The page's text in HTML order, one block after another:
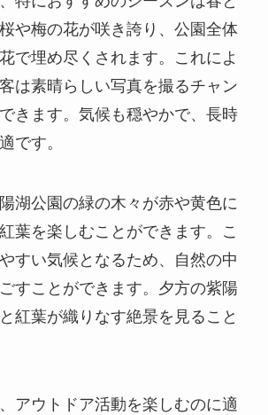
や梅の花が咲き誇り、公園全体
で埋め尽くされます。これによ
は素晴らしい写真を撮るチャン
きます。気候も穏やかで、長時
です。
湖公園の緑の木々が赤や黄色に
葉を楽しむことができます。こ
すい気候となるため、自然の中
すことができます。夕方の紫陽
紅葉が織りなす絶景を見ること
アウトドア活動を楽しむのに適